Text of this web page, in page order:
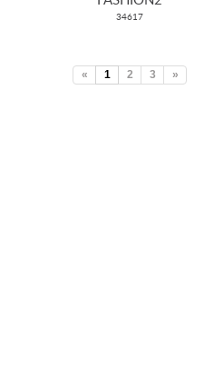
34617
« 1 2 3 »